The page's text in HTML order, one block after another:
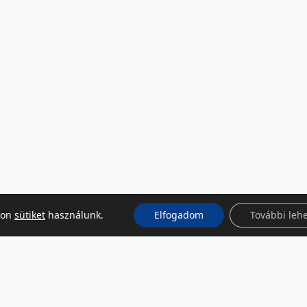
sütikethasználunk. Elfogadom További